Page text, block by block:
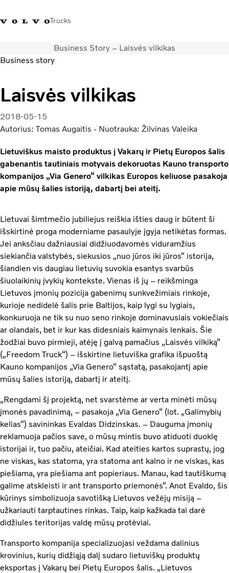
Trucks
+ 370 610 19991Volvo Trucks parduotuvėPrisijungtiLietuva
Transporto sprendimai
Sunkvežimiai
Paslaugos
Volvo Truck Builder
Naujienos
Apie mus
Business Story – Laisvės vilkikas
Business story
Laisvės vilkikas
2018-05-15
Autorius: Tomas Augaitis - Nuotrauka: Žilvinas Valeika
Lietuviškus maisto produktus į Vakarų ir Pietų Europos šalis
gabenantis tautiniais motyvais dekoruotas Kauno transporto
kompanijos „Via Genero“ vilkikas Europos keliuose pasakoja
apie mūsų šalies istoriją, dabartį bei ateitį.
Lietuvai šimtmečio jubiliejus reiškia išties daug ir būtent ši
išskirtinė proga moderniame pasaulyje įgyja netikėtas formas.
Jei anksčiau dažniausiai didžiuodavomės viduramžius
siekiančia valstybės, siekusios „nuo jūros iki jūros“ istorija,
šiandien vis daugiau lietuvių suvokia esantys svarbūs
šiuolaikinių įvykių kontekste. Vienas iš jų – reikšminga
Lietuvos įmonių pozicija gabenimų sunkvežimiais rinkoje,
kurioje nedidelė šalis prie Baltijos, kaip lygi su lygiais,
konkuruoja ne tik su nuo seno rinkoje dominavusiais vokiečiais
ar olandais, bet ir kur kas didesniais kaimynais lenkais. Šie
žodžiai buvo pirmieji, atėję į galvą pamačius „Laisvės vilkiką“
(„Freedom Truck“) – išskirtine lietuviška grafika išpuoštą
Kauno kompanijos „Via Genero“ sąstatą, pasakojantį apie
mūsų šalies istoriją, dabartį ir ateitį.
„Rengdami šį projektą, net svarstėme ar verta minėti mūsų
įmonės pavadinimą, – pasakoja „Via Genero“ (lot. „Galimybių
kelias“) savininkas Evaldas Didzinskas. – Dauguma įmonių
reklamuoja pačios save, o mūsų mintis buvo atiduoti duoklę
istorijai ir, tuo pačiu, ateičiai. Kad ateities kartos suprastų, jog
ne viskas, kas statoma, yra statoma ant kalno ir ne viskas, kas
piešiama, yra piešiama ant popieriaus. Manau, kad tautiškumą
galime atskleisti ir ant transporto priemonės“. Anot Evaldo, šis
kūrinys simbolizuoja savotišką Lietuvos vežėjų misiją –
užkariauti tarptautines rinkas. Taip, kaip kažkada tai darė
didžiules teritorijas valdę mūsų protėviai.
Transporto kompanija specializuojasi veždama dalinius
krovinius, kurių didžiąją dalį sudaro lietuviškų produktų
eksportas į Vakarų bei Pietų Europos šalis. „Lietuvos